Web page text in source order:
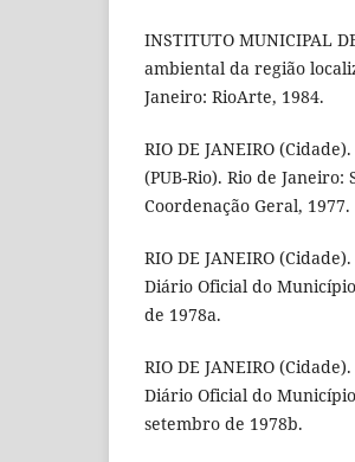
INSTITUTO MUNICIPAL
ambiental da região
Janeiro: RioArte, 1984.
RIO DE JANEIRO
(PUB-Rio). Rio de
Coordenação Geral, 1977.
RIO DE JANEIRO
Diário Oficial do
de 1978a.
RIO DE JANEIRO
Diário Oficial do
setembro de 1978b.